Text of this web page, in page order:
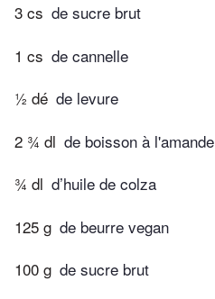
3 cs de sucre brut
1 cs de cannelle
½ dé de levure
2 ¾ dl de boisson à l'amande
¾ dl d’huile de colza
125 g de beurre vegan
100 g de sucre brut